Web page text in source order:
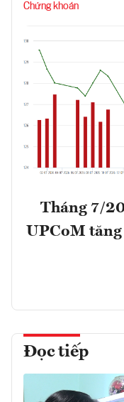
Chứng khoán
Tháng 7/
UPCoM
Đọc tiếp